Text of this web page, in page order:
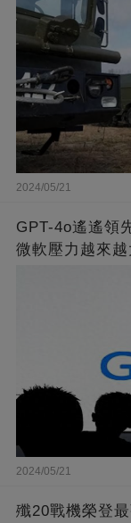
2024/05/21
GPT-4o遙遙領
微軟壓力越來越
2024/05/21
殲20戰機榮登